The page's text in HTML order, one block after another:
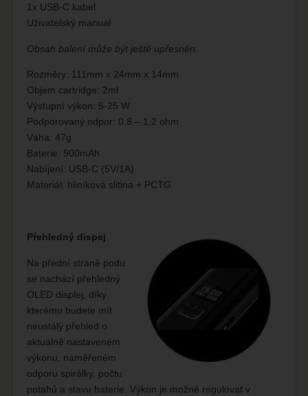
1x USB-C kabel
Uživatelský manuál
Obsah balení může být ještě upřesněn.
Rozměry: 111mm x 24mm x 14mm
Objem cartridge: 2ml
Výstupní výkon: 5-25 W
Podporovaný odpor: 0,8 – 1,2 ohm
Váha: 47g
Baterie: 900mAh
Nabíjení: USB-C (5V/1A)
Materiál: hliníková slitina + PCTG
Přehledný dispej
Na přední straně podu
se nachází přehledný
OLED displej, díky
kterému budete mít
neustálý přehled o
aktuálně nastaveném
výkonu, naměřeném
odporu spirálky, počtu
potahů a stavu baterie. Výkon je možné regulovat v